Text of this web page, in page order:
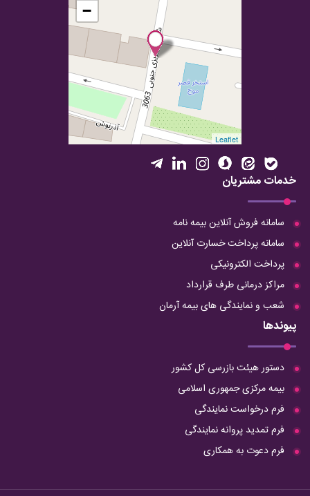
−
Leaflet
خدمات مشتریان
سامانه فروش آنلاین بیمه نامه
سامانه پرداخت خسارت آنلاین
پرداخت الکترونیکی
مراکز درمانی طرف قرارداد
شعب و نمایندگی های بیمه آرمان
پیوندها
دستور هیئت بازرسی کل کشور
بیمه مرکزی جمهوری اسلامی
فرم درخواست نمایندگی
فرم تمدید پروانه نمایندگی
فرم دعوت به همکاری